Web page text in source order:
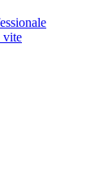
vite